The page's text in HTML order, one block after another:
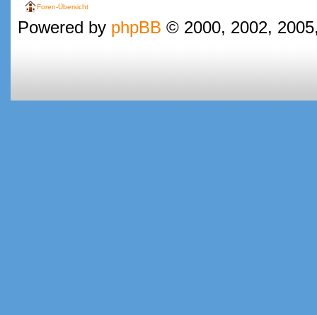
Foren-Übersicht
Powered by phpBB © 2000, 2002,